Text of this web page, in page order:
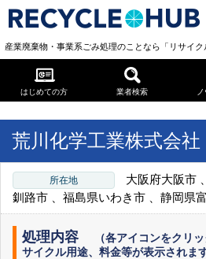
産業廃棄物・事業系ごみ処理のことなら「リサイク
はじめての方 業者検索
« 一覧に戻る « TOPページへ
荒川化学工業株式会社
所在地
大阪府大阪市
釧路市 、福島県いわき市 、静岡県
処理内容
（各アイコンをクリ
サイクル用途、料金等が表示されます